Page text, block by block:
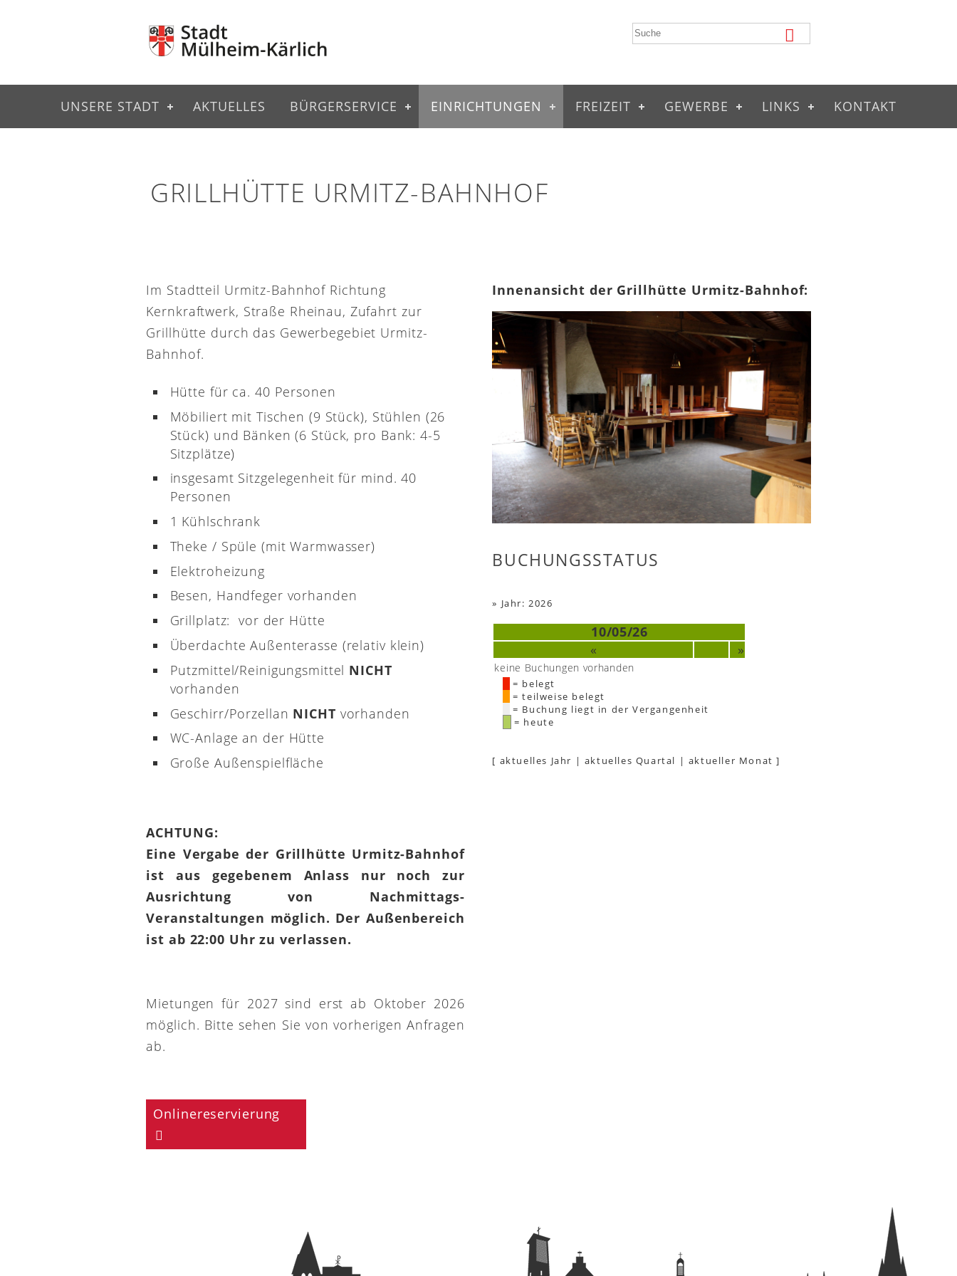
UNSERE STADT AKTUELLES BÜRGERSERVICE EINRICHTUNGEN FREIZEIT GEWERBE LINKS KONTAKT
GRILLHÜTTE URMITZ-BAHNHOF
Im Stadtteil Urmitz-Bahnhof Richtung
Kernkraftwerk, Straße Rheinau, Zufahrt zur
Grillhütte durch das Gewerbegebiet Urmitz-
Bahnhof.
Hütte für ca. 40 Personen
Möbiliert mit Tischen (9 Stück), Stühlen (26
Stück) und Bänken (6 Stück, pro Bank: 4-5
Sitzplätze)
insgesamt Sitzgelegenheit für mind. 40
Personen
1 Kühlschrank
Theke / Spüle (mit Warmwasser)
Elektroheizung
Besen, Handfeger vorhanden
Grillplatz: vor der Hütte
Überdachte Außenterasse (relativ klein)
Putzmittel/Reinigungsmittel NICHT
vorhanden
Geschirr/Porzellan NICHT vorhanden
WC-Anlage an der Hütte
Große Außenspielfläche
ACHTUNG:
Eine Vergabe der Grillhütte Urmitz-Bahnhof
ist aus gegebenem Anlass nur noch zur
Ausrichtung von Nachmittags-
Veranstaltungen möglich. Der Außenbereich
ist ab 22:00 Uhr zu verlassen.
Mietungen für 2027 sind erst ab Oktober 2026
möglich. Bitte sehen Sie von vorherigen Anfragen
ab.
Onlinereservierung
Innenansicht der Grillhütte Urmitz-Bahnhof:
BUCHUNGSSTATUS
» Jahr: 2026
10/05/26
«
»
keine Buchungen vorhanden
= belegt
= teilweise belegt
= Buchung liegt in der Vergangenheit
= heute
[ aktuelles Jahr | aktuelles Quartal | aktueller Monat ]